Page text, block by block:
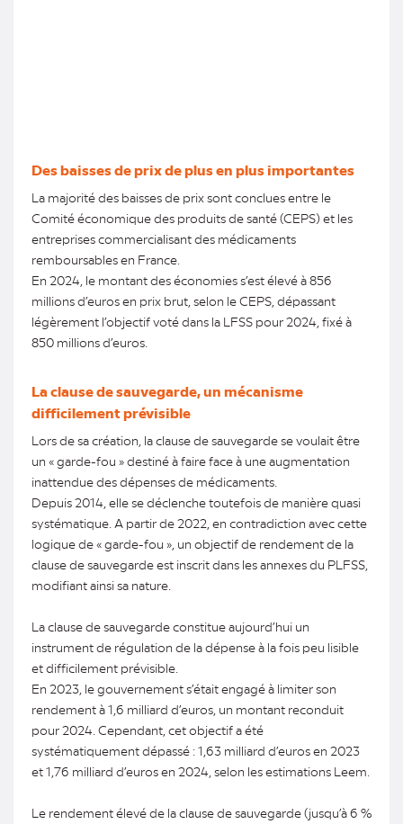
Des baisses de prix de plus en plus importantes
La majorité des baisses de prix sont conclues entre le
Comité économique des produits de santé (CEPS) et les
entreprises commercialisant des médicaments
remboursables en France.
En 2024, le montant des économies s’est élevé à 856
millions d’euros en prix brut, selon le CEPS, dépassant
légèrement l’objectif voté dans la LFSS pour 2024, fixé à
850 millions d’euros.
La clause de sauvegarde, un mécanisme
difficilement prévisible
Lors de sa création, la clause de sauvegarde se voulait être
un « garde-fou » destiné à faire face à une augmentation
inattendue des dépenses de médicaments.
Depuis 2014, elle se déclenche toutefois de manière quasi
systématique. A partir de 2022, en contradiction avec cette
logique de « garde-fou », un objectif de rendement de la
clause de sauvegarde est inscrit dans les annexes du PLFSS,
modifiant ainsi sa nature.
La clause de sauvegarde constitue aujourd’hui un
instrument de régulation de la dépense à la fois peu lisible
et difficilement prévisible.
En 2023, le gouvernement s’était engagé à limiter son
rendement à 1,6 milliard d’euros, un montant reconduit
pour 2024. Cependant, cet objectif a été
systématiquement dépassé : 1,63 milliard d’euros en 2023
et 1,76 milliard d’euros en 2024, selon les estimations Leem.
Le rendement élevé de la clause de sauvegarde (jusqu’à 6 %